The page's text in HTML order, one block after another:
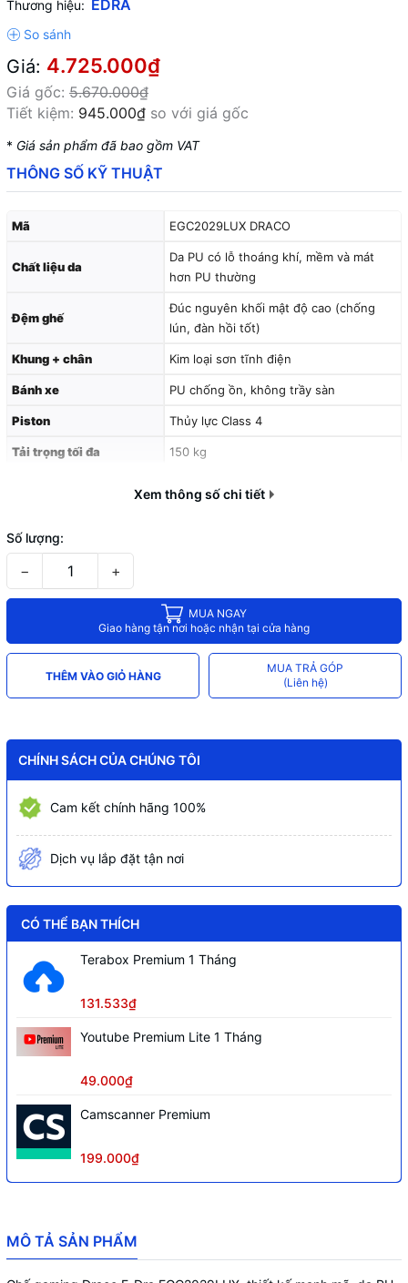
Thương hiệu: EDRA
Giá: 4.725.000₫
Giá gốc: 5.670.000₫
Tiết kiệm: 945.000₫ so với giá gốc
* Giá sản phẩm đã bao gồm VAT
THÔNG SỐ KỸ THUẬT
Mã EGC2029LUX DRACO
Chất liệu da
Da PU có lỗ thoáng khí, mềm và mát
hơn PU thường
Đệm ghế
Đúc nguyên khối mật độ cao (chống
lún, đàn hồi tốt)
Khung + chân Kim loại sơn tĩnh điện
Bánh xe PU chống ồn, không trầy sàn
Piston Thủy lực Class 4
Tải trọng tối đa 150 kg
núm xoay
Xem thông số chi tiết
Số lượng:
− +
MUA NGAY
Giao hàng tận nơi hoặc nhận tại cửa hàng
THÊM VÀO GIỎ HÀNG
MUA TRẢ GÓP
(Liên hệ)
CHÍNH SÁCH CỦA CHÚNG TÔI
Cam kết chính hãng 100%
Dịch vụ lắp đặt tận nơi
CÓ THỂ BẠN THÍCH
Terabox Premium 1 Tháng
131.533₫
Youtube Premium Lite 1 Tháng
49.000₫
Camscanner Premium
199.000₫
MÔ TẢ SẢN PHẨM